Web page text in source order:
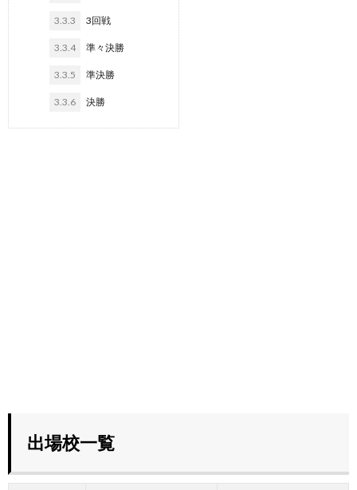
3.3.3 3回戦
3.3.4 準々決勝
3.3.5 準決勝
3.3.6 決勝
出場校一覧